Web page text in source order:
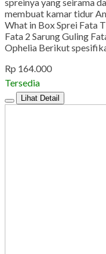
membuat kamar tidur
What in Box Sprei Fata
Fata 2 Sarung Guling
Ophelia Berikut
Rp 164.000
Tersedia
Lihat Detail